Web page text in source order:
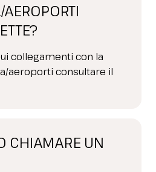
collegamenti con la
aeroporti consultare il
CHIAMARE UN